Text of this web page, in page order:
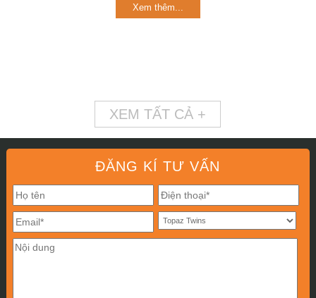
Xem thêm...
XEM TẤT CẢ +
ĐĂNG KÍ TƯ VẤN